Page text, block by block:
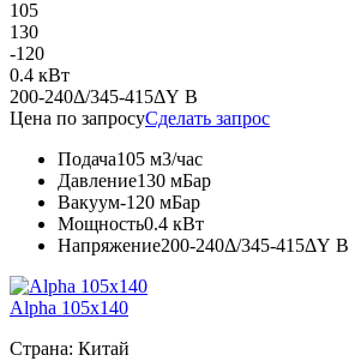
105
130
-120
0.4 кВт
200-240Δ/345-415ΔY В
Цена по запросуСделать запрос
Подача105 м3/час
Давление130 мБар
Вакуум-120 мБар
Мощность0.4 кВт
Напряжение200-240Δ/345-415ΔY В
Alpha 105x140
Страна: Китай